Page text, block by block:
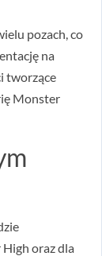
pozach, co
na
tworzące
Monster
oraz dla